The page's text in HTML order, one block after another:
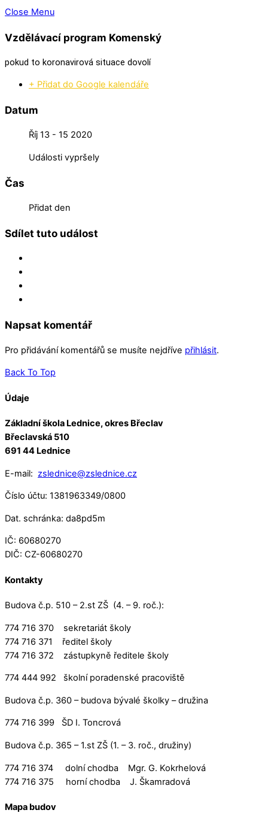
Close Menu
Vzdělávací program Komenský
pokud to koronavirová situace dovolí
+ Přidat do Google kalendáře
Datum
Říj 13 - 15 2020
Události vypršely
Čas
Přidat den
Sdílet tuto událost
Napsat komentář
Pro přidávání komentářů se musíte nejdříve přihlásit.
Back To Top
Údaje
Základní škola Lednice, okres Břeclav
Břeclavská 510
691 44 Lednice
E-mail: zslednice@zslednice.cz
Číslo účtu: 1381963349/0800
Dat. schránka: da8pd5m
IČ: 60680270
DIČ: CZ-60680270
Kontakty
Budova č.p. 510 – 2.st ZŠ (4. – 9. roč.):
774 716 370 sekretariát školy
774 716 371 ředitel školy
774 716 372 zástupkyně ředitele školy
774 444 992 školní poradenské pracoviště
Budova č.p. 360 – budova bývalé školky – družina
774 716 399 ŠD I. Toncrová
Budova č.p. 365 – 1.st ZŠ (1. – 3. roč., družiny)
774 716 374 dolní chodba Mgr. G. Kokrhelová
774 716 375 horní chodba J. Škamradová
Mapa budov